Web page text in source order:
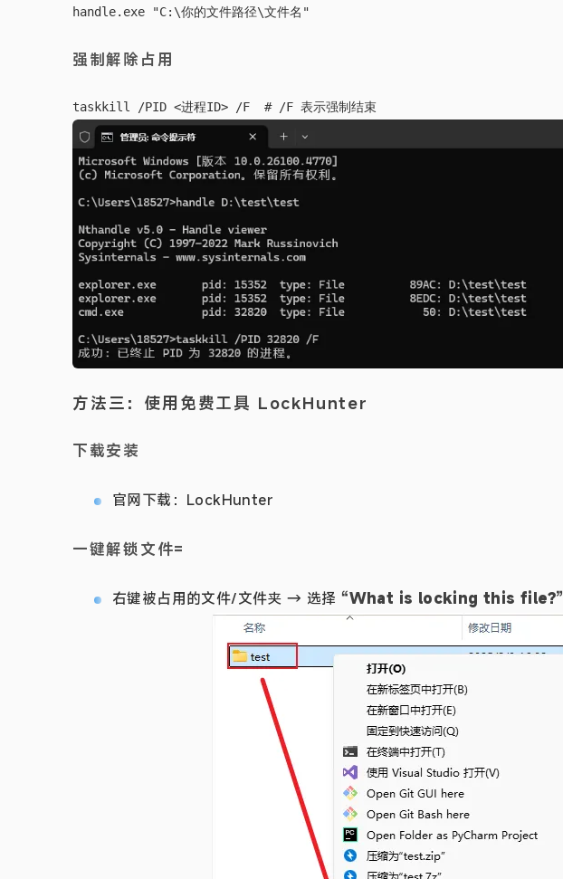
强制解除占用
方法三：使用免费工具 LockHunter
下载安装
官网下载： LockHunter
一键解锁文件=
右键被占用的文件/文件夹 → 选择 “What is locking this file?”